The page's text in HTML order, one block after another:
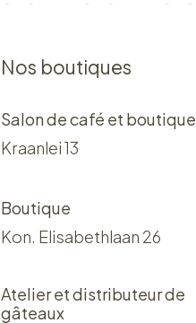
Nos boutiques
Salon de café et boutique
Kraanlei 13
Boutique
Kon. Elisabethlaan 26
Atelier et distributeur de
gâteaux